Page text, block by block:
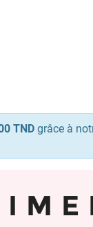
TND grâce à